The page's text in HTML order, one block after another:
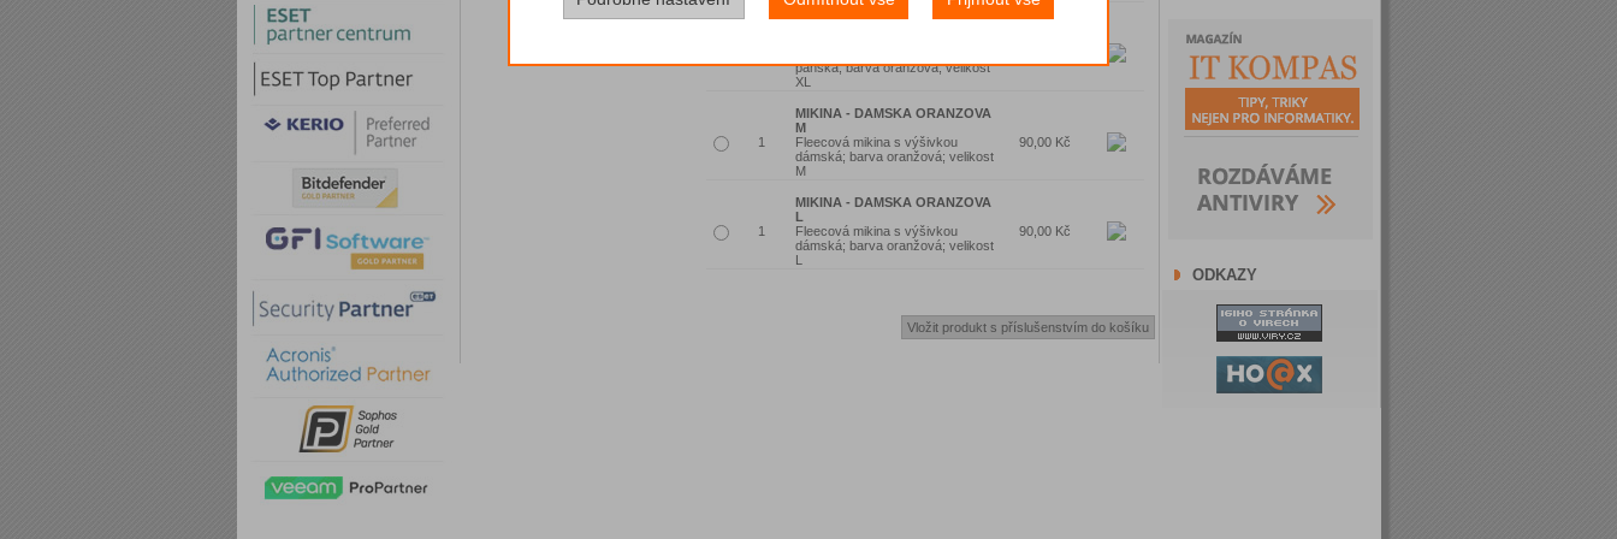
MIKINA - PANSKA ORANZOVA
pánská; barva oranžová; velikost
XL
MIKINA - DAMSKA ORANZOVA
M
Fleecová mikina s výšivkou
dámská; barva oranžová; velikost
M
90,00 Kč
MIKINA - DAMSKA ORANZOVA
L
Fleecová mikina s výšivkou
dámská; barva oranžová; velikost
L
90,00 Kč
ODKAZY